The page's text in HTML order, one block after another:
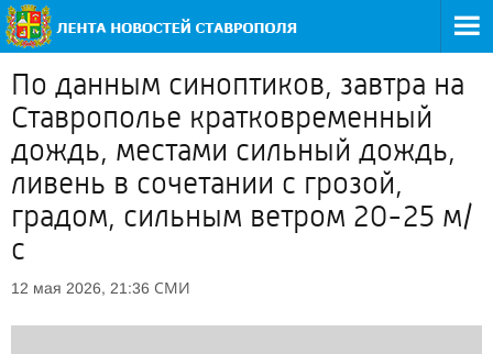
По данным синоптиков, завтра на
Ставрополье кратковременный
дождь, местами сильный дождь,
ливень в сочетании с грозой,
градом, сильным ветром 20-25 м/
с
12 мая 2026, 21:36 СМИ